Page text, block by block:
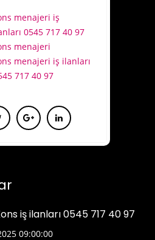
menajeri iş
0545 717 40 97
menajeri
menajeri iş ilanları
717 40 97
iş ilanları 0545 717 40 97
09:00:00